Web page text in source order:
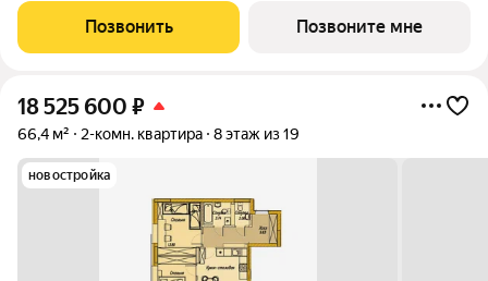
этаже Библиотека Спортивная зона Детский уголок 3.
Комфортный паркинг Закрытый паркинг на 1
Позвонить Позвоните мне
18 525 600 ₽
66,4 м² 2-комн. квартира 8 этаж из 19
новостройка